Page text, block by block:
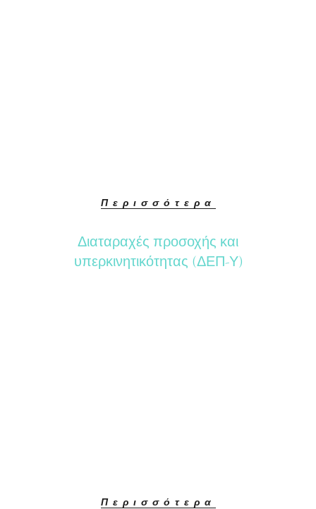
Περισσότερα
Διαταραχές προσοχής και
υπερκινητικότητας (ΔΕΠ-Υ)
Περισσότερα